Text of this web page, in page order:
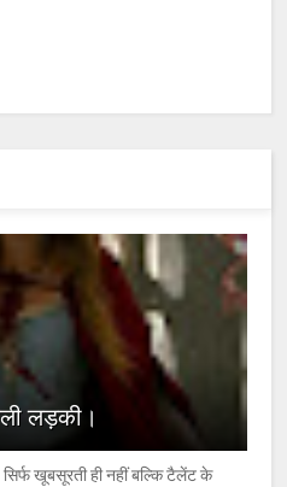
लड़की।
खूबसूरती ही नहीं बल्कि टैलेंट के